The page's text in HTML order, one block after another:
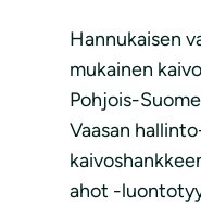
Hannukaisen
mukainen
Pohjois-
Vaasan
ahot -